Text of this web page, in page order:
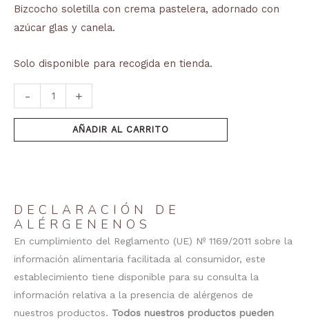
Bizcocho soletilla con crema pastelera, adornado con
azúcar glas y canela.
Solo disponible para recogida en tienda.
- +
AÑADIR AL CARRITO
DECLARACIÓN DE
ALÉRGENENOS
En cumplimiento del Reglamento (UE) Nº 1169/2011 sobre la
información alimentaria facilitada al consumidor, este
establecimiento tiene disponible para su consulta la
información relativa a la presencia de alérgenos de
nuestros productos. Todos nuestros productos pueden